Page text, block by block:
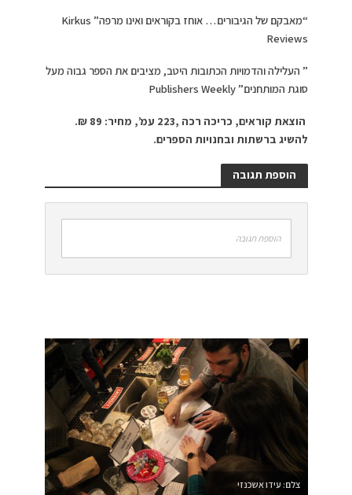
“מאבקם של הגיבורים… אוחז בקוראים ואינו מרפה” Kirkus
Reviews
” העלילה והדמויות הכתובות היטב, מציבים את הספר גבוה מעל
סוגת המותחנים” Publishers Weekly
הוצאת קוראים, כריכה רכה ,223 עמ’, מחיר: 89 ₪.
להשיג ברשתות ובחנויות הספרים.
הוספת תגובה
הוספת תגובה
צלם: עידו אשכנזי